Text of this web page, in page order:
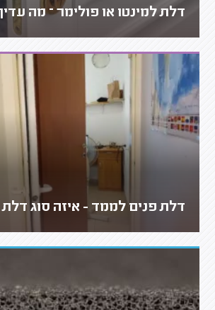
דלת למינטו או פולימר – מה
דלת פנים לממד - איזה סוג